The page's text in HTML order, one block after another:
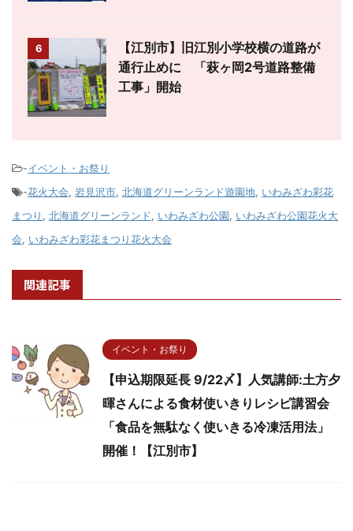
6
【江別市】旧江別小学校横の道路が
通行止めに 「萩ヶ岡2号道路整備
工事」開始
-イベント・お祭り
-花火大会, 岩見沢市, 北海道グリーンランド遊園地, いわみざわ彩花
まつり , 北海道グリーンランド, いわみざわ公園, いわみざわ公園花火大
会, いわみざわ彩花まつり花火大会
関連記事
イベント・お祭り
【申込期限延長 9/22〆】人気講師:土方夕
暉さんによる食材使いきりレシピ講習会
「食品を無駄なく使いきる冷凍活用法」
開催！【江別市】